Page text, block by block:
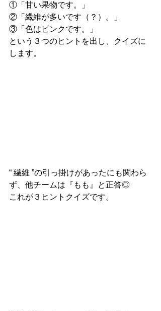
①「甘い果物です。」
②「繊維が多いです（？）。」
③「色はピンクです。」
という３つのヒントを出し、クイズに
します。
“ 繊維 ”の引っ掛けがあったにも関わら
ず、他チームは『もも』と正答◎
これが３ヒントクイズです。